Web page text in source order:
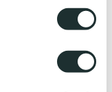
uppgifter
när som